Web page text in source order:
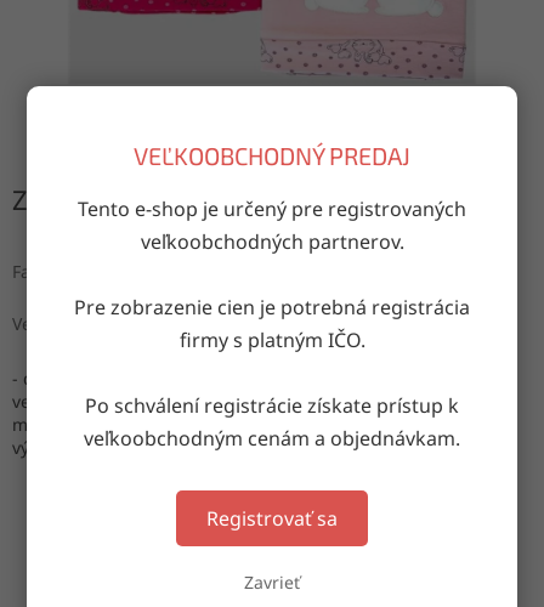
VEĽKOOBCHODNÝ PREDAJ
Tento e-shop je určený pre registrovaných
veľkoobchodných partnerov.
Pre zobrazenie cien je potrebná registrácia
firmy s platným IČO.
Po schválení registrácie získate prístup k
veľkoobchodným cenám a objednávkam.
Registrovať sa
Zavrieť
Zvoľte variant
Farba
Veľkosť
- deka dvojvrstvová s výšivkou
veľkosť: deka: 80 x 85cm
materiál: 95% bavlna, 5% elastan
výroba: Turecko
ZDIEĽAŤ